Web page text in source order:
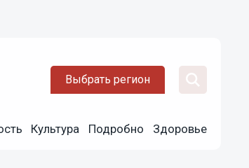
Выбрать регион
Культура Подробно Здоровье